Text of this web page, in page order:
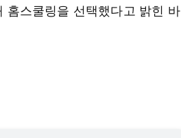
홈스쿨링을 선택했다고 밝힌 바